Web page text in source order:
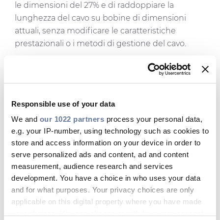
Responsible use of your data
We and our 1022 partners process your personal data,
e.g. your IP-number, using technology such as cookies to
store and access information on your device in order to
serve personalized ads and content, ad and content
measurement, audience research and services
development. You have a choice in who uses your data
and for what purposes. Your privacy choices are only
applicable on this digital property where you have made
le dimensioni del 27% e di raddoppiare la
lunghezza del cavo su bobine di dimensioni
attuali, senza modificare le caratteristiche
prestazionali o i metodi di gestione del cavo.
È stato dopo un anno di fornitura che si sono
potuti apprezzare appieno i vantaggi di
sono registrati benefici significativi per quanto
CO2, in particolare:
Riduzione dell'uso di plastica di 129 tonnellate.
Riduzione dell'uso di legname di 87 tonnellate
(1400 bobine di legno) grazie alla possibilità di
fornire cavi di lunghezza maggiore sulla stessa
bobina.
Riduzione delle emissioni di CO2 di 1.175